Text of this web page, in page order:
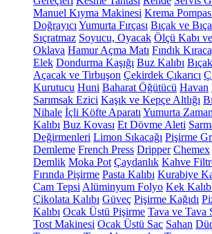
Manuel Kıyma Makinesi Krema
Doğrayıcı Yumurta Fırçası Bıçak ve
Sıçratmaz Soyucu, Oyacak Ölçü Kabı ve
Oklava Hamur Açma Matı Fındık
Elek Dondurma Kaşığı Buz Kalıbı
Açacak ve Tirbuşon Çekirdek Çıkarıcı
Kurutucu Huni Baharat Öğütücü Havan
Sarımsak Ezici Kaşık ve Kepçe Altlığı
Nihale İçli Köfte Aparatı Yumurta
Kalıbı Buz Kovası Et Dövme Aleti
Değirmenleri Limon Sıkacağı Pişirme
Demleme French Press Dripper Chemex
Demlik Moka Pot Çaydanlık Kahve
Fırında Pişirme Pasta Kalıbı Kurabiye
Cam Tepsi Alüminyum Folyo Kek
Çikolata Kalıbı Güveç Pişirme Kağıdı
Kalıbı Ocak Üstü Pişirme Tava ve Tava
Tost Makinesi Ocak Üstü Sac Sahan